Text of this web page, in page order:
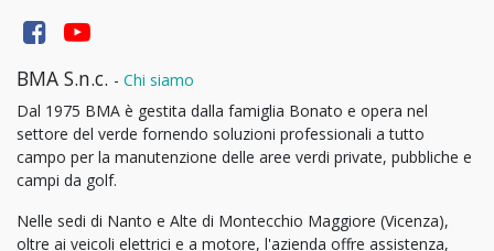
BMA S.n.c. - Chi siamo
Dal 1975 BMA è gestita dalla famiglia Bonato e opera nel
settore del verde fornendo soluzioni professionali a tutto
campo per la manutenzione delle aree verdi private, pubbliche e
campi da golf.
Nelle sedi di Nanto e Alte di Montecchio Maggiore (Vicenza),
oltre ai veicoli elettrici e a motore, l'azienda offre assistenza,